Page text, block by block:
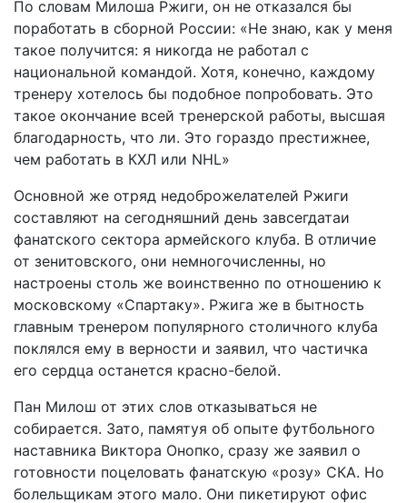
По словам Милоша Ржиги, он не отказался бы
поработать в сборной России: «Не знаю, как у меня
такое получится: я никогда не работал с
национальной командой. Хотя, конечно, каждому
тренеру хотелось бы подобное попробовать. Это
такое окончание всей тренерской работы, высшая
благодарность, что ли. Это гораздо престижнее,
чем работать в КХЛ или NHL»
Основной же отряд недоброжелателей Ржиги
составляют на сегодняшний день завсегдатаи
фанатского сектора армейского клуба. В отличие
от зенитовского, они немногочисленны, но
настроены столь же воинственно по отношению к
московскому «Спартаку». Ржига же в бытность
главным тренером популярного столичного клуба
поклялся ему в верности и заявил, что частичка
его сердца останется красно-белой.
Пан Милош от этих слов отказываться не
собирается. Зато, памятуя об опыте футбольного
наставника Виктора Онопко, сразу же заявил о
готовности поцеловать фанатскую «розу» СКА. Но
болельщикам этого мало. Они пикетируют офис